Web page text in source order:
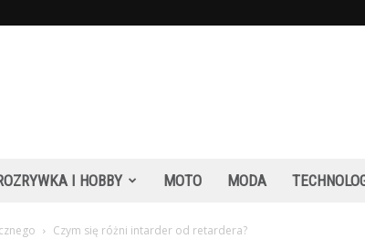
I HOBBY MOTO MODA
Czym się różni intarder od retardera?